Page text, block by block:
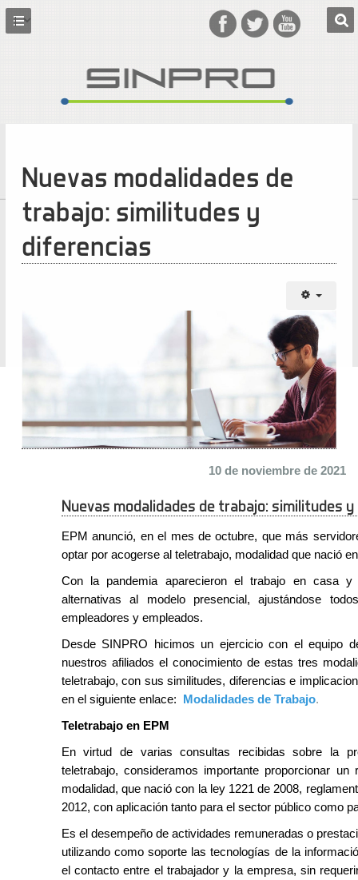
Nuevas modalidades de
trabajo: similitudes y
diferencias
10 de noviembre de 2021
Nuevas modalidades de trabajo: similitudes
EPM anunció, en el mes de octubre, que más
optar por acogerse al teletrabajo, modalidad que nació
Con la pandemia aparecieron el trabajo en casa
alternativas al modelo presencial, ajustándose
empleadores y empleados.
Desde SINPRO hicimos un ejercicio con el equipo
nuestros afiliados el conocimiento de estas tres
teletrabajo, con sus similitudes, diferencias e
en el siguiente enlace: Modalidades de Trabajo.
Teletrabajo en EPM
En virtud de varias consultas recibidas sobre la
teletrabajo, consideramos importante proporcionar
modalidad, que nació con la ley 1221 de 2008,
2012, con aplicación tanto para el sector público como
Es el desempeño de actividades remuneradas o
utilizando como soporte las tecnologías de la
el contacto entre el trabajador y la empresa, sin